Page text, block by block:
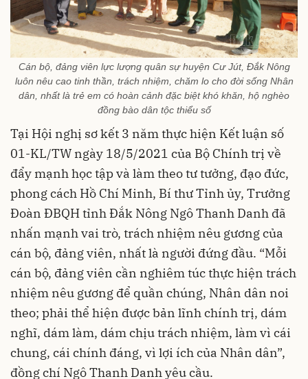
Cán bộ, đảng viên lực lượng quân sự huyện Cư Jút, Đắk Nông
luôn nêu cao tinh thần, trách nhiệm, chăm lo cho đời sống Nhân
dân, nhất là trẻ em có hoàn cảnh đặc biệt khó khăn, hộ nghèo
đồng bào dân tộc thiểu số
Tại Hội nghị sơ kết 3 năm thực hiện Kết luận số
01-KL/TW ngày 18/5/2021 của Bộ Chính trị về
đẩy mạnh học tập và làm theo tư tưởng, đạo đức,
phong cách Hồ Chí Minh, Bí thư Tỉnh ủy, Trưởng
Đoàn ĐBQH tỉnh Đắk Nông Ngô Thanh Danh đã
nhấn mạnh vai trò, trách nhiệm nêu gương của
cán bộ, đảng viên, nhất là người đứng đầu. “Mỗi
cán bộ, đảng viên cần nghiêm túc thực hiện trách
nhiệm nêu gương để quần chúng, Nhân dân noi
theo; phải thể hiện được bản lĩnh chính trị, dám
nghĩ, dám làm, dám chịu trách nhiệm, làm vì cái
chung, cái chính đáng, vì lợi ích của Nhân dân”,
đồng chí Ngô Thanh Danh yêu cầu.